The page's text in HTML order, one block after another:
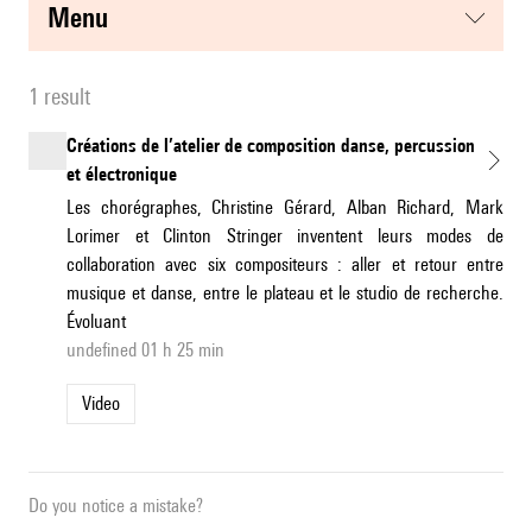
menu
1 result
Créations de l’atelier de composition danse, percussion
et électronique
Les chorégraphes, Christine Gérard, Alban Richard, Mark
Lorimer et Clinton Stringer inventent leurs modes de
collaboration avec six compositeurs : aller et retour entre
musique et danse, entre le plateau et le studio de recherche.
Évoluant
undefined 01 h 25 min
Video
Do you notice a mistake?